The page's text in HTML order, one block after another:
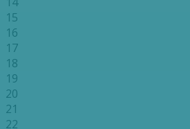
15
16
17
18
19
20
21
22